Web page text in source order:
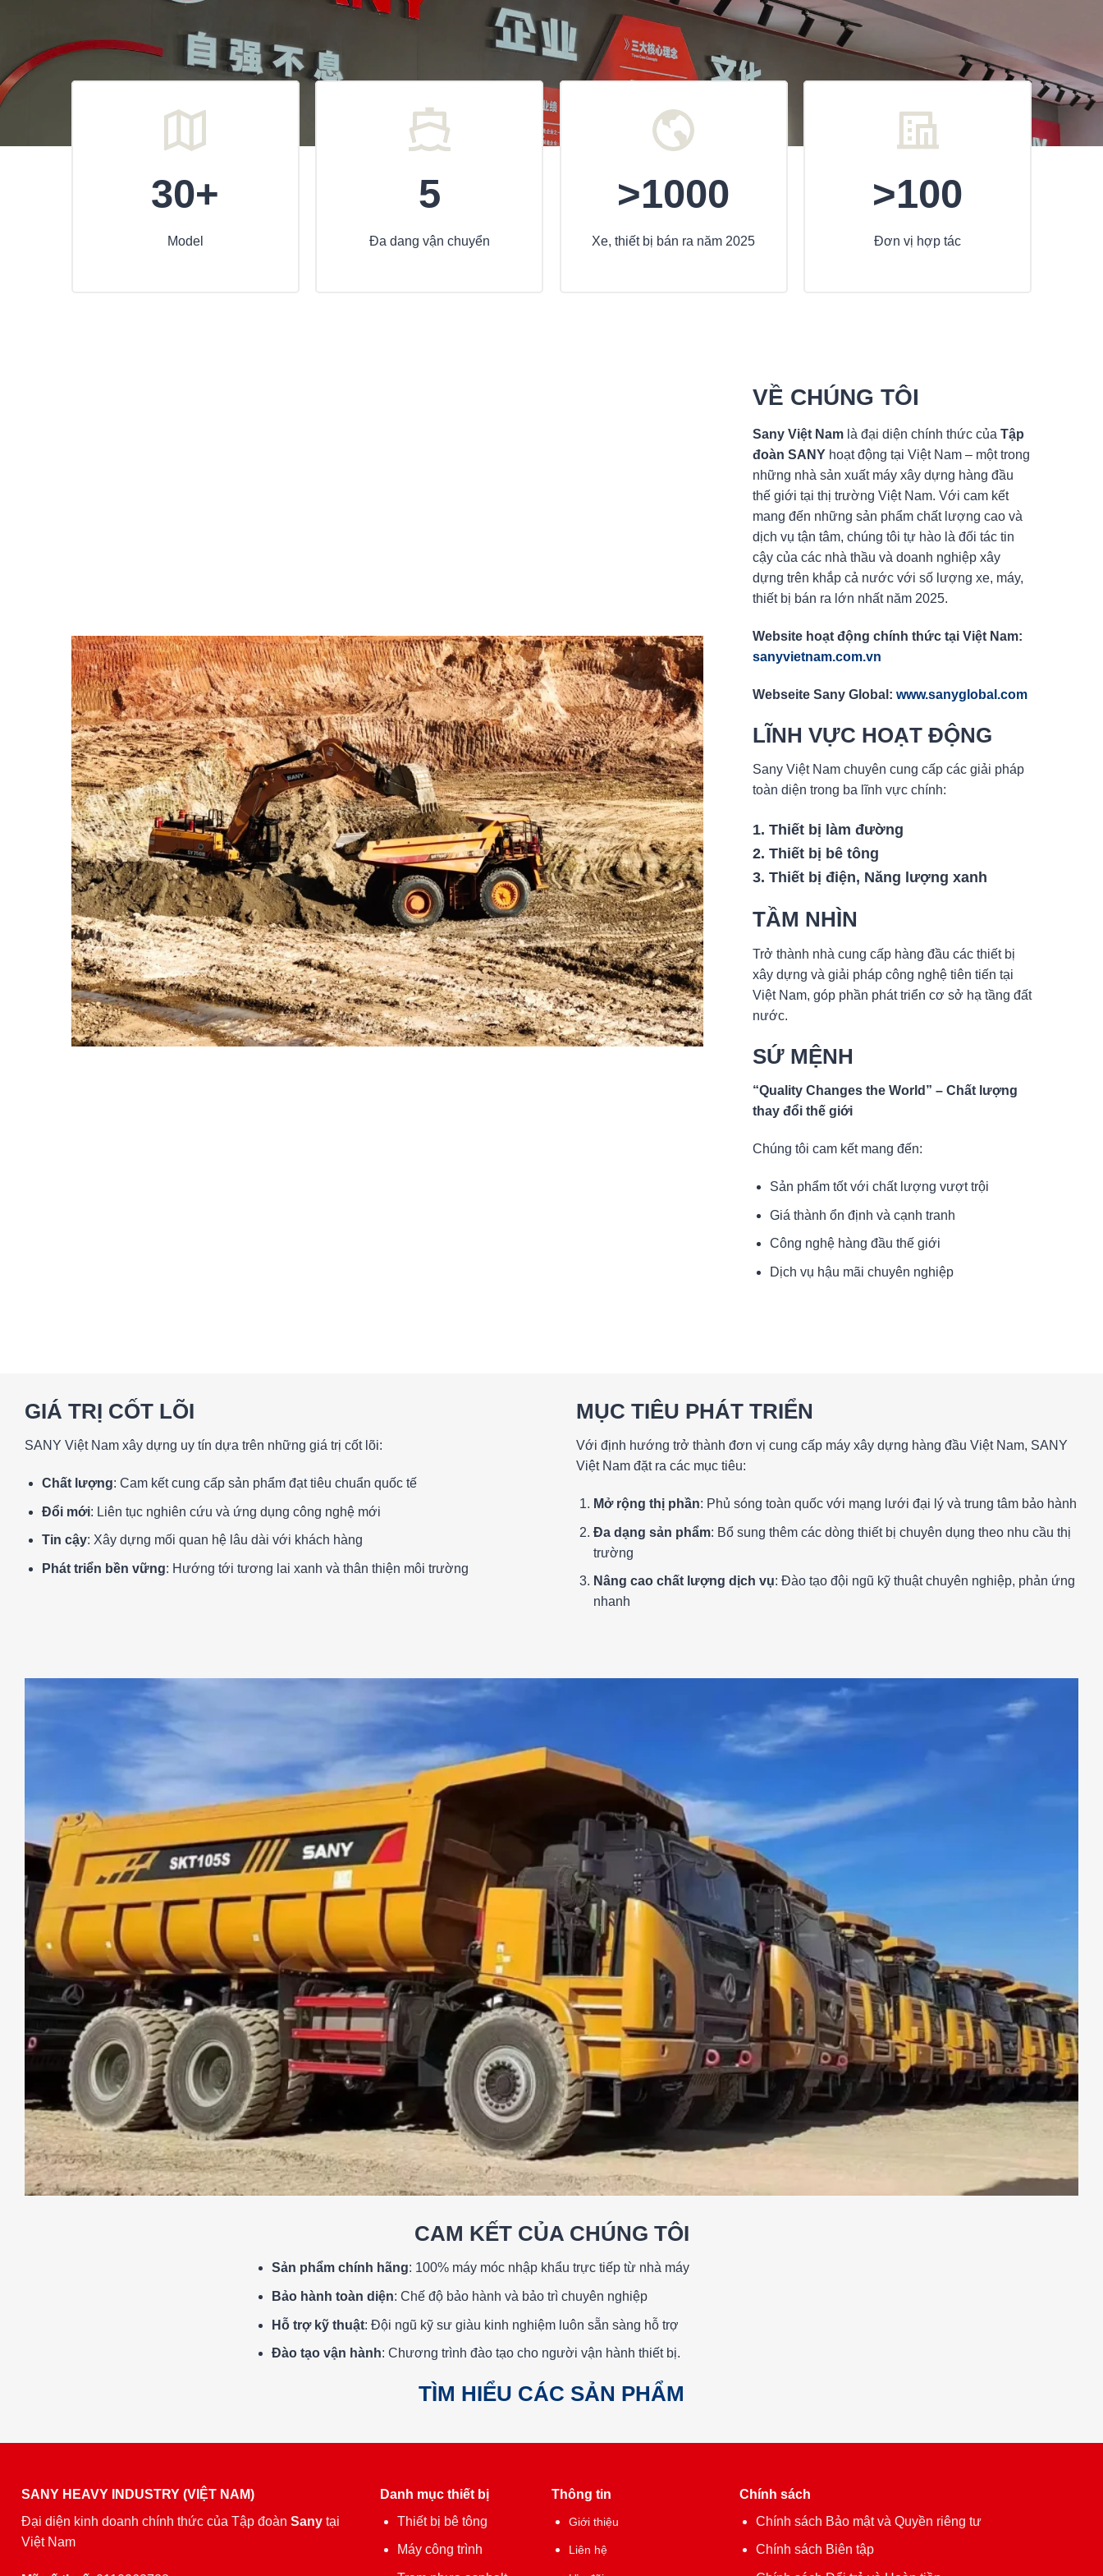
30+
Model
5
Đa dang vận chuyển
>1000
Xe, thiết bị bán ra năm 2025
>100
Đơn vị hợp tác
VỀ CHÚNG TÔI
Sany Việt Nam là đại diện chính thức của Tập
đoàn SANY hoạt động tại Việt Nam – một trong
những nhà sản xuất máy xây dựng hàng đầu
thế giới tại thị trường Việt Nam. Với cam kết
mang đến những sản phẩm chất lượng cao và
dịch vụ tận tâm, chúng tôi tự hào là đối tác tin
cậy của các nhà thầu và doanh nghiệp xây
dựng trên khắp cả nước với số lượng xe, máy,
thiết bị bán ra lớn nhất năm 2025.
Website hoạt động chính thức tại Việt Nam:
sanyvietnam.com.vn
Webseite Sany Global: www.sanyglobal.com
LĨNH VỰC HOẠT ĐỘNG
Sany Việt Nam chuyên cung cấp các giải pháp
toàn diện trong ba lĩnh vực chính:
1. Thiết bị làm đường
2. Thiết bị bê tông
3. Thiết bị điện, Năng lượng xanh
TẦM NHÌN
Trở thành nhà cung cấp hàng đầu các thiết bị
xây dựng và giải pháp công nghệ tiên tiến tại
Việt Nam, góp phần phát triển cơ sở hạ tầng đất
nước.
SỨ MỆNH
“Quality Changes the World” – Chất lượng
thay đổi thế giới
Chúng tôi cam kết mang đến:
Sản phẩm tốt với chất lượng vượt trội
Giá thành ổn định và cạnh tranh
Công nghệ hàng đầu thế giới
Dịch vụ hậu mãi chuyên nghiệp
GIÁ TRỊ CỐT LÕI
SANY Việt Nam xây dựng uy tín dựa trên những giá trị cốt lõi:
Chất lượng: Cam kết cung cấp sản phẩm đạt tiêu chuẩn quốc tế
Đổi mới: Liên tục nghiên cứu và ứng dụng công nghệ mới
Tin cậy: Xây dựng mối quan hệ lâu dài với khách hàng
Phát triển bền vững: Hướng tới tương lai xanh và thân thiện môi trường
MỤC TIÊU PHÁT TRIỂN
Với định hướng trở thành đơn vị cung cấp máy xây dựng hàng đầu Việt Nam, SANY
Việt Nam đặt ra các mục tiêu:
Mở rộng thị phần: Phủ sóng toàn quốc với mạng lưới đại lý và trung tâm bảo hành
Đa dạng sản phẩm: Bổ sung thêm các dòng thiết bị chuyên dụng theo nhu cầu thị
trường
Nâng cao chất lượng dịch vụ: Đào tạo đội ngũ kỹ thuật chuyên nghiệp, phản ứng
nhanh
CAM KẾT CỦA CHÚNG TÔI
Sản phẩm chính hãng: 100% máy móc nhập khẩu trực tiếp từ nhà máy
Bảo hành toàn diện: Chế độ bảo hành và bảo trì chuyên nghiệp
Hỗ trợ kỹ thuật: Đội ngũ kỹ sư giàu kinh nghiệm luôn sẵn sàng hỗ trợ
Đào tạo vận hành: Chương trình đào tạo cho người vận hành thiết bị.
TÌM HIỂU CÁC SẢN PHẨM
SANY HEAVY INDUSTRY (VIỆT NAM)
Đại diện kinh doanh chính thức của Tập đoàn Sanytại
Việt Nam
Danh mục thiết bị
Thiết bị bê tông
Máy công trình
Thông tin
Giới thiệu
Liên hệ
Chính sách
Chính sách Bảo mật và Quyền riêng tư
Chính sách Biên tập